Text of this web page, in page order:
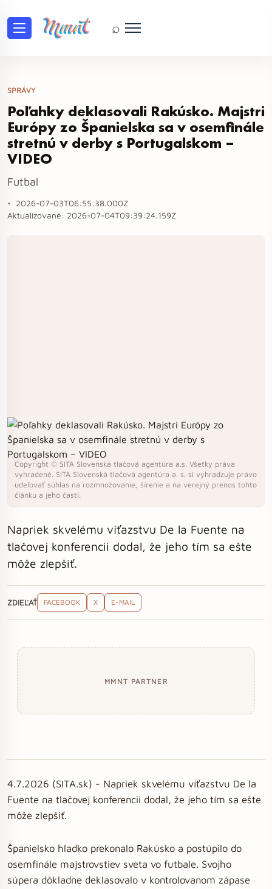
⌕
SPRÁVY
Poľahky deklasovali Rakúsko. Majstri
Európy zo Španielska sa v osemfinále
stretnú v derby s Portugalskom –
VIDEO
Futbal
2026-07-03T06:55:38.000Z
Aktualizované: 2026-07-04T09:39:24.159Z
Copyright © SITA Slovenská tlačová agentúra a.s. Všetky práva
vyhradené. SITA Slovenská tlačová agentúra a. s. si vyhradzuje právo
udeľovať súhlas na rozmnožovanie, šírenie a na verejný prenos tohto
článku a jeho častí.
Napriek skvelému víťazstvu De la Fuente na
tlačovej konferencii dodal, že jeho tím sa ešte
môže zlepšiť.
ZDIEĽAŤ FACEBOOK X E-MAIL
MMNT PARTNER
4.7.2026 (SITA.sk) - Napriek skvelému víťazstvu De la
Fuente na tlačovej konferencii dodal, že jeho tím sa ešte
môže zlepšiť.
Španielsko hladko prekonalo Rakúsko a postúpilo do
osemfinále majstrovstiev sveta vo futbale. Svojho
súpera dôkladne deklasovalo v kontrolovanom zápase